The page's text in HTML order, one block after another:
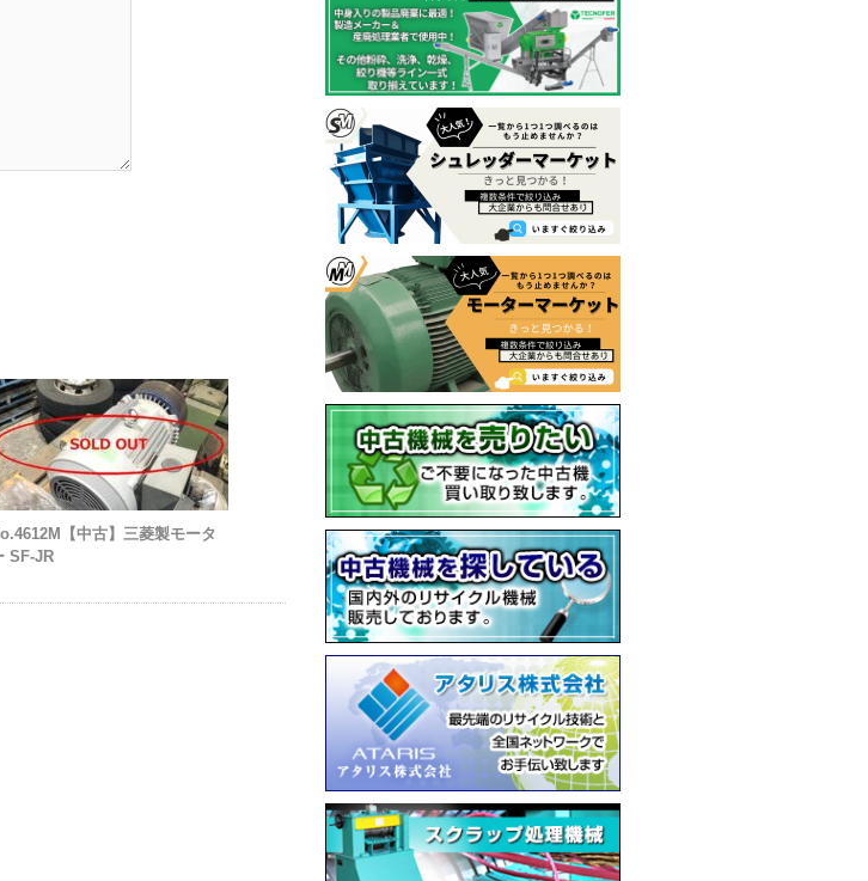
【中古】三菱製モータ
SF-JR